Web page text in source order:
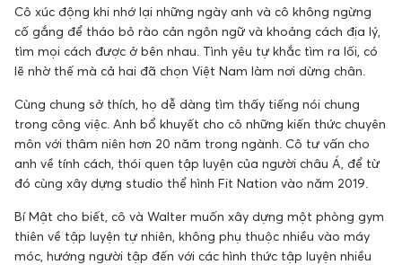
Cô xúc động khi nhớ lại những ngày anh và cô không ngừng
cố gắng để tháo bỏ rào cản ngôn ngữ và khoảng cách địa lý,
tìm mọi cách được ở bên nhau. Tình yêu tự khắc tìm ra lối, có
lẽ nhờ thế mà cả hai đã chọn Việt Nam làm nơi dừng chân.
Cùng chung sở thích, họ dễ dàng tìm thấy tiếng nói chung
trong công việc. Anh bổ khuyết cho cô những kiến thức chuyên
môn với thâm niên hơn 20 năm trong ngành. Cô tư vấn cho
anh về tính cách, thói quen tập luyện của người châu Á, để từ
đó cùng xây dựng studio thể hình Fit Nation vào năm 2019.
Bí Mật cho biết, cô và Walter muốn xây dựng một phòng gym
thiên về tập luyện tự nhiên, không phụ thuộc nhiều vào máy
móc, hướng người tập đến với các hình thức tập luyện nhiều